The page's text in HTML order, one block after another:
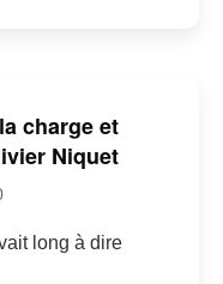
charge et
Niquet
long à dire